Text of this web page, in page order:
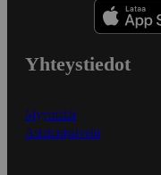
Yhteystiedot
Myymälät
Asiakaspalvelu